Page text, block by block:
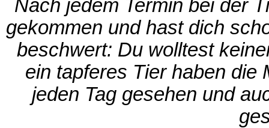
Nach jedem Termin bei der
gekommen und hast dich
beschwert: Du wolltest
ein tapferes Tier haben die
jeden Tag gesehen und